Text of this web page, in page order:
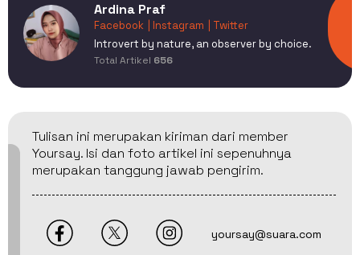
Ardina Praf
Facebook | Instagram
| Twitter
Introvert by nature, an observer by choice.
Total Artikel 656
Tulisan ini merupakan kiriman dari member
Yoursay. Isi dan foto artikel ini sepenuhnya
merupakan tanggung jawab pengirim.
yoursay@suara.com